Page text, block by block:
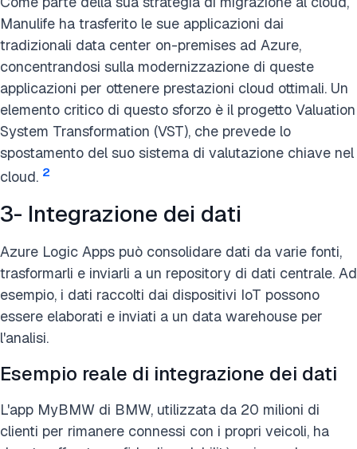
Manulife ha trasferito le sue applicazioni dai
tradizionali data center on-premises ad Azure,
concentrandosi sulla modernizzazione di queste
applicazioni per ottenere prestazioni cloud ottimali. Un
elemento critico di questo sforzo è il progetto Valuation
System Transformation (VST), che prevede lo
spostamento del suo sistema di valutazione chiave nel
cloud. 2
3- Integrazione dei dati
Azure Logic Apps può consolidare dati da varie fonti,
trasformarli e inviarli a un repository di dati centrale. Ad
esempio, i dati raccolti dai dispositivi IoT possono
essere elaborati e inviati a un data warehouse per
l'analisi.
Esempio reale di integrazione dei dati
L'app MyBMW di BMW, utilizzata da 20 milioni di
clienti per rimanere connessi con i propri veicoli, ha